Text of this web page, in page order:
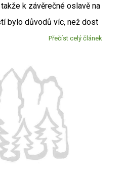
k závěrečné oslavě na
bylo důvodů víc, než dost
Přečíst celý článek